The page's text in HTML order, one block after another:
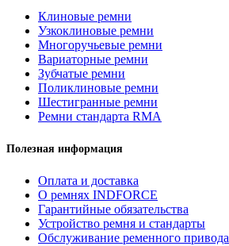
INDFORCE
Strongest
quantity
Клиновые ремни
Узкоклиновые ремни
Многоручьевые ремни
Вариаторные ремни
Зубчатые ремни
Поликлиновые ремни
Шестигранные ремни
Ремни стандарта RMA
Полезная информация
Оплата и доставка
О ремнях INDFORCE
Гарантийные обязательства
Устройство ремня и стандарты
Обслуживание ременного привода